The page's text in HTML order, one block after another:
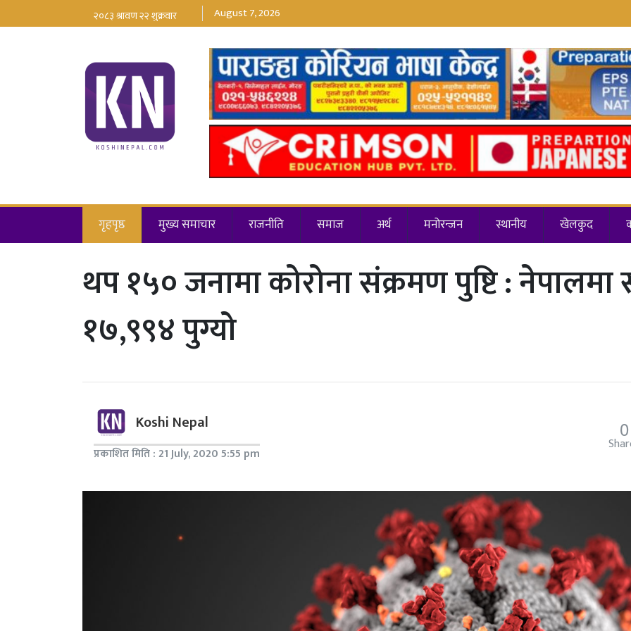
August 7, 2026
गृहपृष्ठ मुख्य समाचार राजनीति समाज अर्थ मनोरन्जन स्थानीय खेलकुद
थप १५० जनामा कोरोना संक्रमण पुष्टि :
१७,९९४ पुग्यो
Koshi Nepal
प्रकाशित मिति : 21 July, 2020 5:55 pm
0